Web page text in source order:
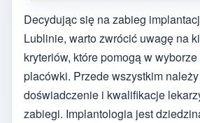
Decydując się na zabieg
Lublinie, warto zwrócić uwagę na
kryteriów, które pomogą w
placówki. Przede wszystkim
doświadczenie i kwalifikacje
zabiegi. Implantologia jest